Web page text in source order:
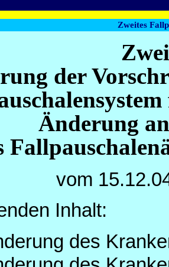
Zweites
der
Änderung
vom
Inhalt:
des